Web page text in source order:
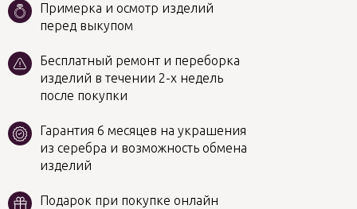
Бесплатный ремонт и переборка
изделий в течении 2-х недель
после покупки
Примерка и осмотр изделий
перед выкупом
Гарантия 6 месяцев на украшения
из серебра и возможность обмена
изделий
Подарок при покупке онлайн